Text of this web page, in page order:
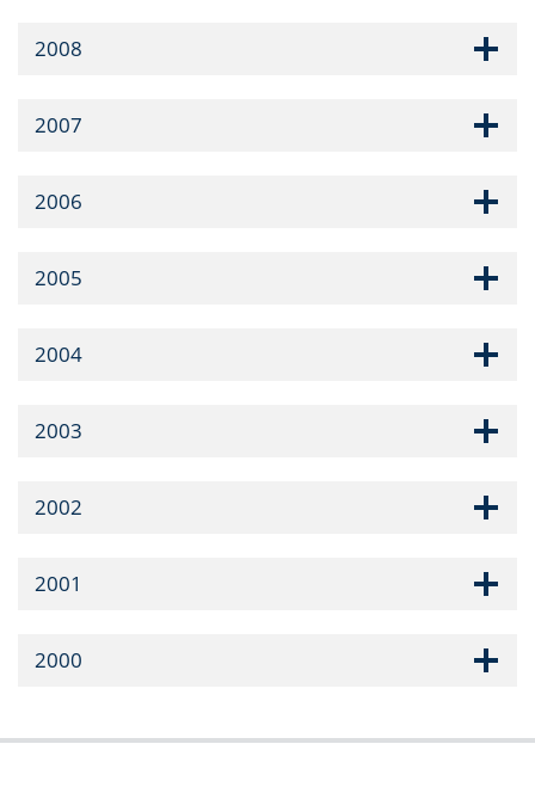
2008
2007
2006
2005
2004
2003
2002
2001
2000